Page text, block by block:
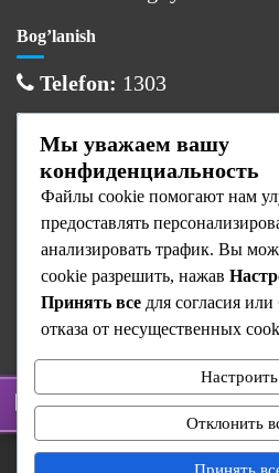
Bog’lanish
Telefon: 1303
Email:
Manzil:Toshkent sh.,
Ish vaqti
Dushanba:08:00 —
Sesh — Juma: 08:00 —
Shanba — Yaksh:Dam
© 2025 Respublika
va Radiologiya Ilmiy-
Мы уважаем вашу
конфиденциальность
Файлы cookie помогают нам
предоставлять
анализировать трафик. Вы
cookie разрешить, нажав
Принять все для согласия или
отказа от несущественных
Настроить
Отклонить